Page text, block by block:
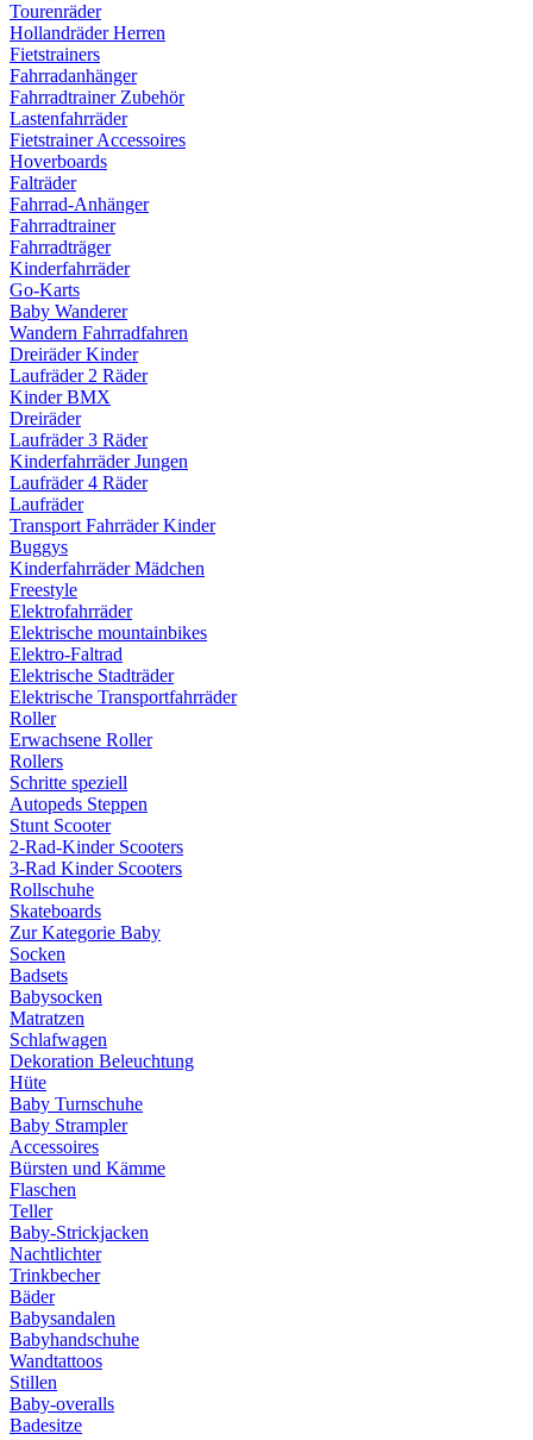
Tourenräder
Hollandräder Herren
Fietstrainers
Fahrradanhänger
Fahrradtrainer Zubehör
Lastenfahrräder
Fietstrainer Accessoires
Hoverboards
Falträder
Fahrrad-Anhänger
Fahrradtrainer
Fahrradträger
Kinderfahrräder
Go-Karts
Baby Wanderer
Wandern Fahrradfahren
Dreiräder Kinder
Laufräder 2 Räder
Kinder BMX
Dreiräder
Laufräder 3 Räder
Kinderfahrräder Jungen
Laufräder 4 Räder
Laufräder
Transport Fahrräder Kinder
Buggys
Kinderfahrräder Mädchen
Freestyle
Elektrofahrräder
Elektrische mountainbikes
Elektro-Faltrad
Elektrische Stadträder
Elektrische Transportfahrräder
Roller
Erwachsene Roller
Rollers
Schritte speziell
Autopeds Steppen
Stunt Scooter
2-Rad-Kinder Scooters
3-Rad Kinder Scooters
Rollschuhe
Skateboards
Zur Kategorie Baby
Socken
Badsets
Babysocken
Matratzen
Schlafwagen
Dekoration Beleuchtung
Hüte
Baby Turnschuhe
Baby Strampler
Accessoires
Bürsten und Kämme
Flaschen
Teller
Baby-Strickjacken
Nachtlichter
Trinkbecher
Bäder
Babysandalen
Babyhandschuhe
Wandtattoos
Stillen
Baby-overalls
Badesitze